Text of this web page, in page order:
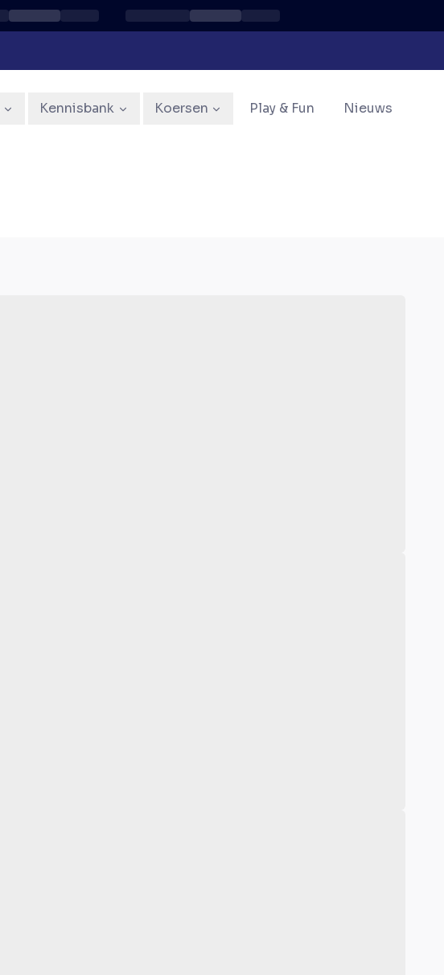
Kennisbank Koersen Play & Fun Nieuws